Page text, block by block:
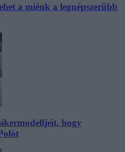
a miénk a legnépszerűbb
hogy